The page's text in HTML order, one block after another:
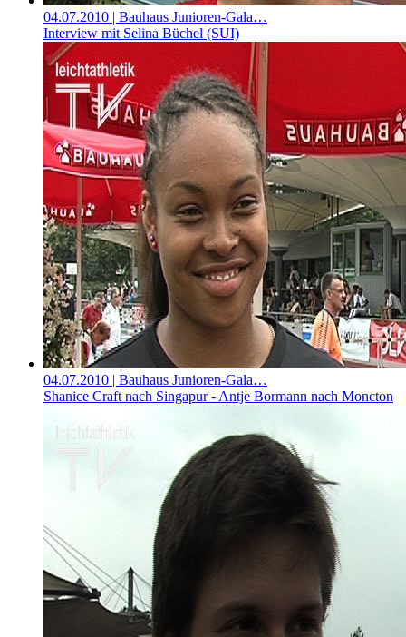
04.07.2010 | Bauhaus Junioren-Gala…
Interview mit Selina Büchel (SUI)
04.07.2010 | Bauhaus Junioren-Gala…
Shanice Craft nach Singapur - Antje Bormann nach Moncton